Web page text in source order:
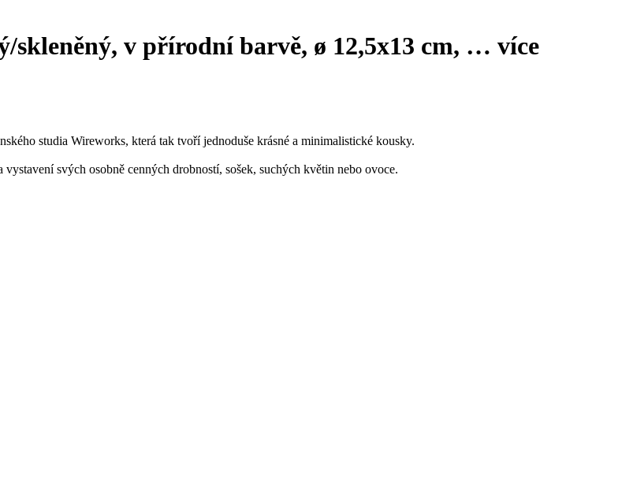
skleněný, v přírodní barvě, ø 12,5x13 cm, … více
studia Wireworks, která tak tvoří jednoduše krásné a minimalistické kousky.
svých osobně cenných drobností, sošek, suchých květin nebo ovoce.